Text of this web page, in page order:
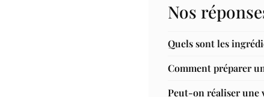
Nos
Quels sont les
Comment préparer
Peut-on réaliser une